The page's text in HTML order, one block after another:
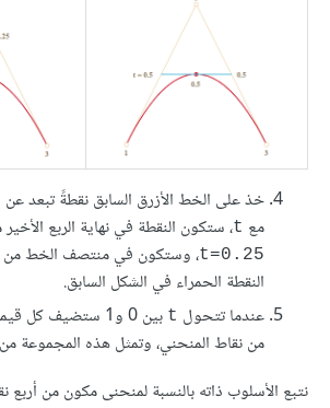
خذ على الخط الأزرق السابق نقطةً تبعد
مع t، ستكون النقطة في نهاية الربع
t=0.25، وستكون في منتصف الخط
النقطة الحمراء في الشكل السابق.
عندما تتحول t
بين 0 و1 ستضيف كل
من نقاط المنحني، وتمثل هذه المجموعة
نتبع الأسلوب ذاته بالنسبة لمنحنى مكون من أربع